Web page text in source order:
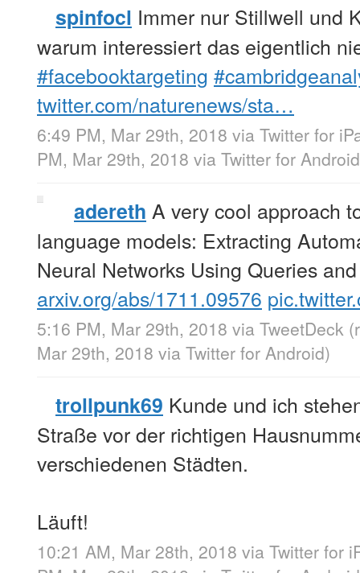
spinfocl Immer nur Stillwell und
warum interessiert das eigentlich
#facebooktargeting
twitter.com/naturenews/sta…
6:49 PM, Mar 29th, 2018 via Twitter for
PM, Mar 29th, 2018 via Twitter for Android
adereth A very cool approach
language models: Extracting
Neural Networks Using Queries
arxiv.org/abs/1711.09576
5:16 PM, Mar 29th, 2018 via TweetDeck
Mar 29th, 2018 via Twitter for Android)
trollpunk69 Kunde und ich
Straße vor der richtigen
verschiedenen Städten.
Läuft!
10:21 AM, Mar 28th, 2018 via Twitter for